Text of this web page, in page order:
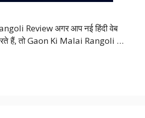
Review अगर आप नई हिंदी वेब
हैं, तो Gaon Ki Malai Rangoli …